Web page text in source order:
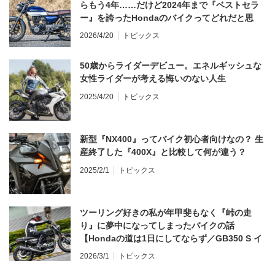
らもう4年……だけど2024年まで『ベストセラ
ー』を誇ったHondaのバイクってどれだと思
う？
2026/4/20 トピックス
50歳からライダーデビュー。エネルギッシュな
女性ライダーが考える悔いのない人生
2025/4/20 トピックス
新型『NX400』ってバイク初心者向けなの？ 生
産終了した『400X』と比較して何が違う？
2025/2/1 トピックス
ツーリング好きの私が年甲斐もなく『峠の走
り』に夢中になってしまったバイクの話
【Hondaの道は1日にしてならず／GB350 S イ
ンプレ・レビュー 前編】
2026/3/1 トピックス